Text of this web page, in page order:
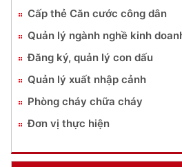
Cấp thẻ Căn cước công dân
Quản lý ngành nghề kinh
Đăng ký, quản lý con dấu
Quản lý xuất nhập cảnh
Phòng cháy chữa cháy
Đơn vị thực hiện